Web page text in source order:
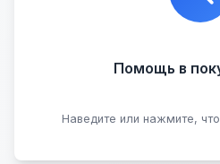
Помощь в
Наведите или нажмите,